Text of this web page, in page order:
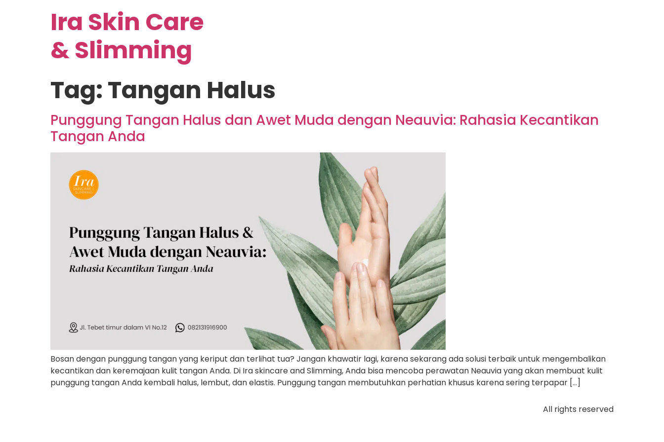
Ira Skin Care
& Slimming
Tag:Tangan Halus
Punggung Tangan Halus dan Awet Muda dengan Neauvia: Rahasia Kecantikan
Tangan Anda
Bosan dengan punggung tangan yang keriput dan terlihat tua? Jangan khawatir lagi, karena sekarang ada solusi terbaik untuk mengembalikan
kecantikan dan keremajaan kulit tangan Anda. Di Ira skincare and Slimming, Anda bisa mencoba perawatan Neauvia yang akan membuat kulit
punggung tangan Anda kembali halus, lembut, dan elastis. Punggung tangan membutuhkan perhatian khusus karena sering terpapar […]
All rights reserved